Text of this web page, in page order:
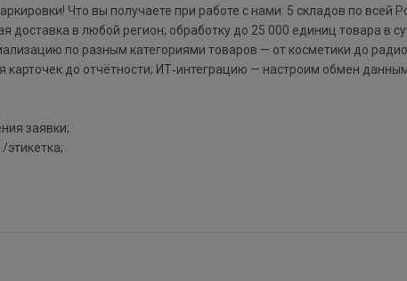
Что вы получаете при работе с нами: 5 складов по всей
доставка в любой регион; обработку до 25 000 единиц товара в
по разным категориями товаров — от косметики до
карточек до отчётности; ИТ‑интеграцию — настроим обмен
заявки;
этикетка;